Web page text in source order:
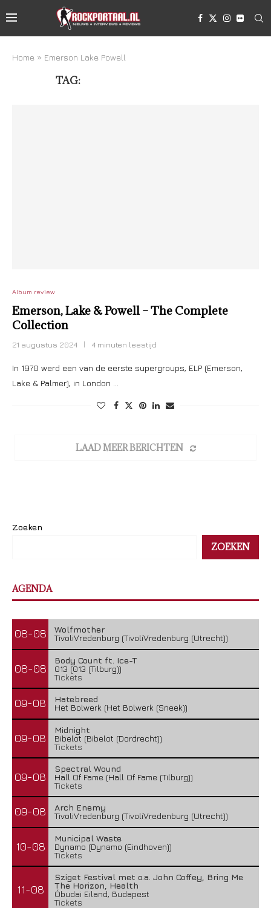
Home » Emerson Lake Powell
TAG:
Album review
Emerson, Lake & Powell – The Complete
Collection
21 augustus 2024 4 minuten leestijd
In 1970 werd een van de eerste supergroups, ELP (Emerson,
Lake & Palmer), in London …
LAAD MEER BERICHTEN
Zoeken
ZOEKEN
AGENDA
08-08
Wolfmother
TivoliVredenburg (TivoliVredenburg (Utrecht))
08-08
Body Count ft. Ice-T
013 (013 (Tilburg))
Tickets
09-08
Hatebreed
Het Bolwerk (Het Bolwerk (Sneek))
09-08
Midnight
Bibelot (Bibelot (Dordrecht))
Tickets
09-08
Spectral Wound
Hall Of Fame (Hall Of Fame (Tilburg))
Tickets
09-08
Arch Enemy
TivoliVredenburg (TivoliVredenburg (Utrecht))
10-08
Municipal Waste
Dynamo (Dynamo (Eindhoven))
Tickets
11-08
Sziget Festival met o.a. John Coffey, Bring Me
The Horizon, Health
Óbudai Eiland, Budapest
Tickets